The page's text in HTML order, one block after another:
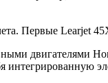
Первые Learjet
двигателями
интегрированную